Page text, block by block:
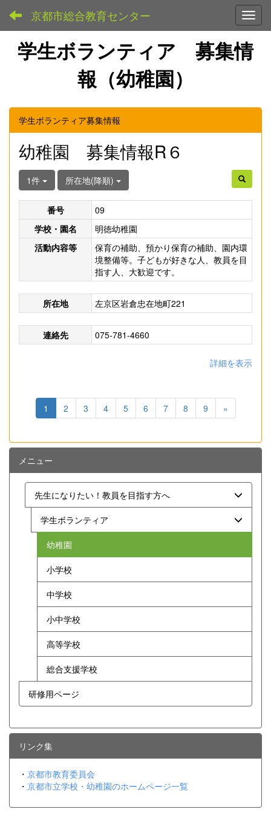
京都市総合教育センター
学生ボランティア 募集情
報（幼稚園）
学生ボランティア募集情報
幼稚園 募集情報R６
1件 所在地(降順)
番号
09
学校・園名
明徳幼稚園
活動内容等
保育の補助、預かり保育の補助、園内環
境整備等。子どもが好きな人、教員を目
指す人、大歓迎です。
所在地 左京区岩倉忠在地町221
連絡先 075-781-4660
詳細を表示
1 2 3 4 5 6 7 8 9 »
メニュー
先生になりたい！教員を目指す方へ
学生ボランティア
幼稚園
小学校
中学校
小中学校
高等学校
総合支援学校
研修用ページ
リンク集
・ 京都市教育委員会
・ 京都市立学校・幼稚園のホームページ一覧